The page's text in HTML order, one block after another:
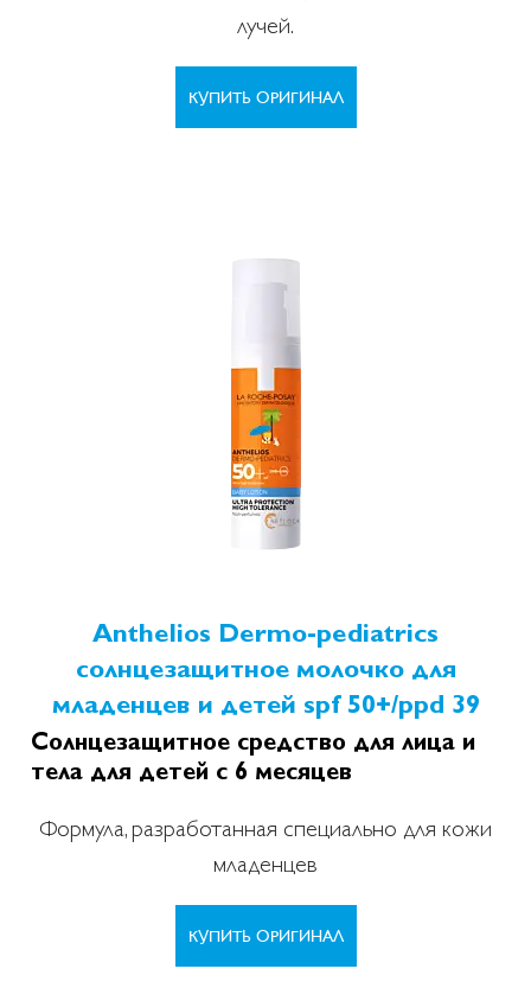
лучей.
КУПИТЬ ОРИГИНАЛ
Anthelios Dermo-pediatrics
солнцезащитное молочко для
младенцев и детей spf 50+/ppd 39
Солнцезащитное средство для лица и
тела для детей с 6 месяцев
Формула, разработанная специально для кожи
младенцев
КУПИТЬ ОРИГИНАЛ